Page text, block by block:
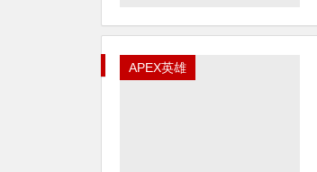
APEX英雄